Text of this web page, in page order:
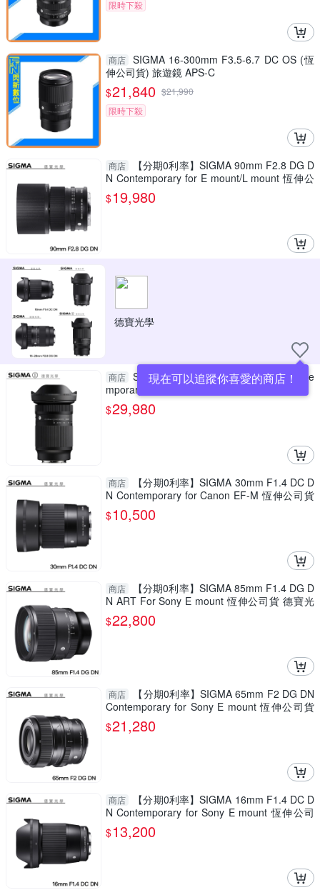
限時下殺
商店 SIGMA 16-300mm F3.5-6.7 DC OS (恆
伸公司貨) 旅遊鏡 APS-C
$21,840 $21,990
限時下殺
商店
【分期0利率】SIGMA 90mm F2.8 DG D
N Contemporary for E mount/L mount 恆伸公
司貨 免運 德寶光學 定焦 大光圈
$19,980
德寶光學
現在可以追蹤你喜愛的商店！
商店 SIGMA 20-200mm F3.5-6.3 DG | Conte
mporary 公司貨 E接環 飛羽 追星 棒球 必備
$29,980
商店
【分期0利率】SIGMA 30mm F1.4 DC D
N Contemporary for Canon EF-M 恆伸公司貨
免運 德寶光學 大光圈 風景
$10,500
商店
【分期0利率】SIGMA 85mm F1.4 DG D
N ART For Sony E mount 恆伸公司貨 德寶光
學 定焦 大光圈 人像 風景
$22,800
商店
【分期0利率】SIGMA 65mm F2 DG DN
Contemporary for Sony E mount 恆伸公司貨
德寶光學 大光圈 人像 風景
$21,280
商店
【分期0利率】SIGMA 16mm F1.4 DC D
N Contemporary for Sony E mount 恆伸公司
貨 免運 德寶光學 雲海季
$13,200